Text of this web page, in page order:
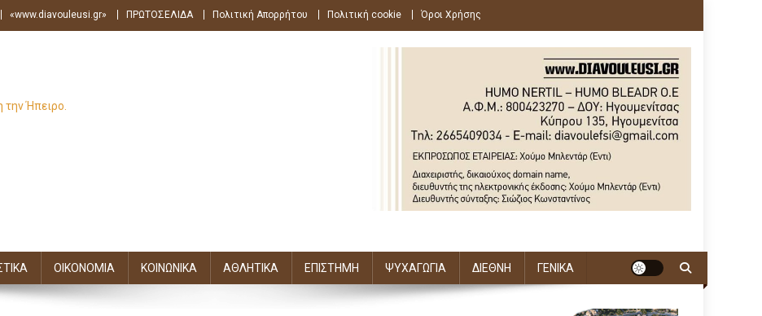
«www.diavouleusi.gr» ΠΡΩΤΟΣΕΛΙΔΑ Πολιτική Απορρήτου Πολιτική cookie Όροι Χρήσης
Ήπειρο.
ΟΙΚΟΝΟΜΙΑ ΚΟΙΝΩΝΙΚΑ ΑΘΛΗΤΙΚΑ ΕΠΙΣΤΗΜΗ ΨΥΧΑΓΩΓΙΑ ΔΙΕΘΝΗ ΓΕΝΙΚΑ